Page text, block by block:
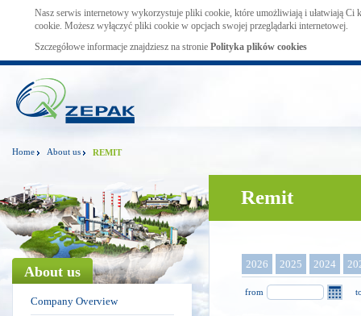
Nasz serwis internetowy wykorzystuje pliki cookie, które umożliwiają i ułatwiają Ci
cookie. Możesz wyłączyć pliki cookie w opcjach swojej przeglądarki internetowej.
Szczegółowe informacje znajdziesz na stronie Polityka plików cookies
Home About us REMIT
About us
Company Overview
Remit
2026 2025 2024
from